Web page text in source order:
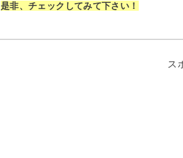
是非、チェックしてみて下さい！
ス